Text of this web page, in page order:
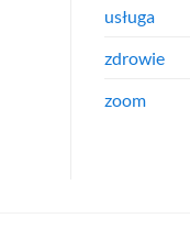
usługa
zdrowie
zoom